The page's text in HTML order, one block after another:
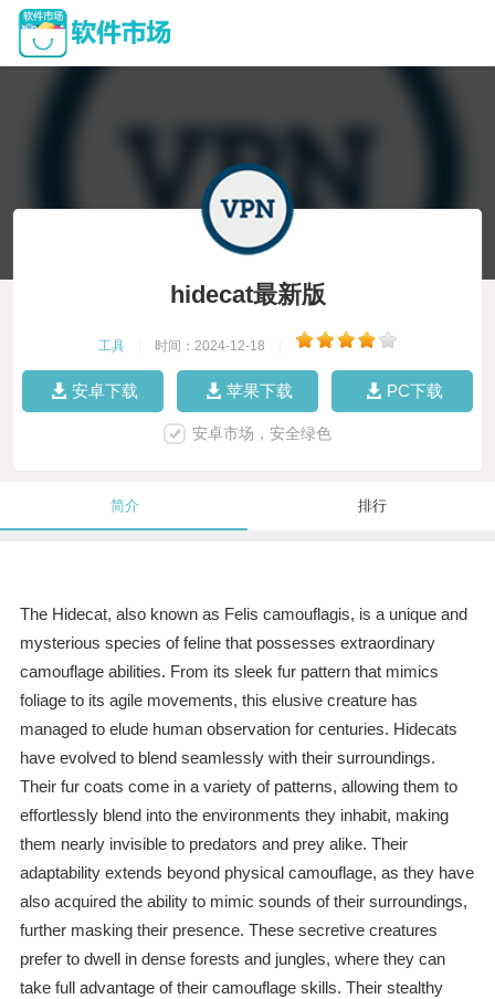
hidecat最新版
工具 时间：2024-12-18
安卓下载 苹果下载 PC下载
安卓市场，安全绿色
简介 排行
The Hidecat, also known as Felis camouflagis, is a unique and
mysterious species of feline that possesses extraordinary
camouflage abilities. From its sleek fur pattern that mimics
foliage to its agile movements, this elusive creature has
managed to elude human observation for centuries. Hidecats
have evolved to blend seamlessly with their surroundings.
Their fur coats come in a variety of patterns, allowing them to
effortlessly blend into the environments they inhabit, making
them nearly invisible to predators and prey alike. Their
adaptability extends beyond physical camouflage, as they have
also acquired the ability to mimic sounds of their surroundings,
further masking their presence. These secretive creatures
prefer to dwell in dense forests and jungles, where they can
take full advantage of their camouflage skills. Their stealthy